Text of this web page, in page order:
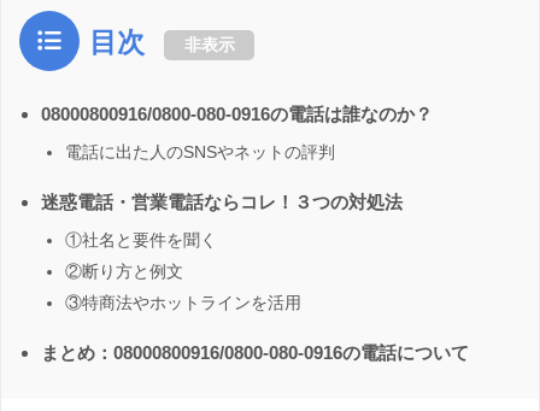
目次 非表示
08000800916/0800-080-0916の電話は誰なのか？
電話に出た人のSNSやネットの評判
迷惑電話・営業電話ならコレ！３つの対処法
①社名と要件を聞く
②断り方と例文
③特商法やホットラインを活用
まとめ：08000800916/0800-080-0916の電話について